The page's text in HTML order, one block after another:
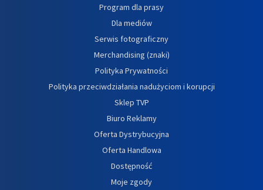
Program dla prasy
Dla mediów
Serwis fotograficzny
Merchandising (znaki)
Polityka Prywatności
Polityka przeciwdziałania nadużyciom i korupcji
Sklep TVP
Biuro Reklamy
Oferta Dystrybucyjna
Oferta Handlowa
Dostępność
Moje zgody